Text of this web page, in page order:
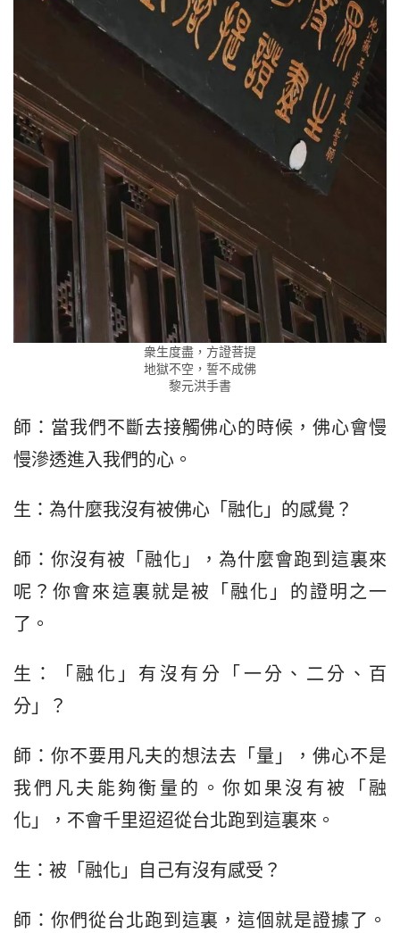
衆生度盡，方證菩提
地獄不空，誓不成佛
黎元洪手書
師：當我們不斷去接觸佛心的時候，佛心會慢
慢滲透進入我們的心。
生：為什麼我沒有被佛心「融化」的感覺？
師：你沒有被「融化」，為什麼會跑到這裏來
呢？你會來這裏就是被「融化」的證明之一
了。
生：「融化」有沒有分「一分、二分、百
分」？
師：你不要用凡夫的想法去「量」，佛心不是
我們凡夫能夠衡量的。你如果沒有被「融
化」，不會千里迢迢從台北跑到這裏來。
生：被「融化」自己有沒有感受？
師：你們從台北跑到這裏，這個就是證據了。